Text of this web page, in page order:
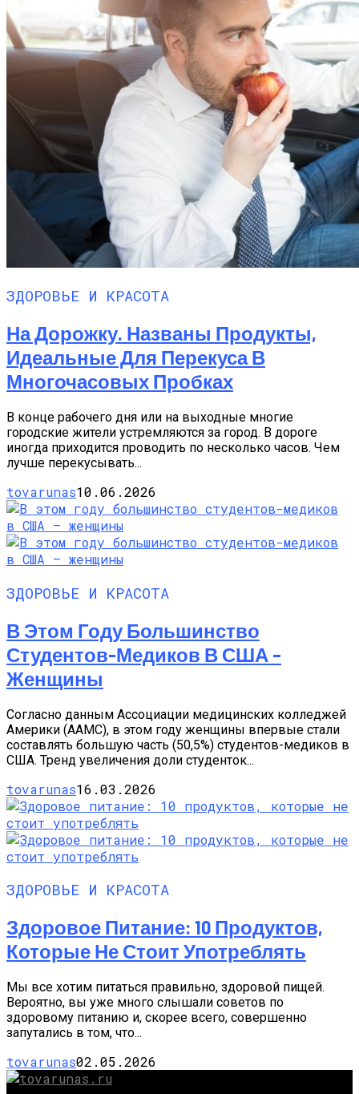
ЗДОРОВЬЕ И КРАСОТА
На Дорожку. Названы Продукты,
Идеальные Для Перекуса В
Многочасовых Пробках
В конце рабочего дня или на выходные многие
городские жители устремляются за город. В дороге
иногда приходится проводить по несколько часов. Чем
лучше перекусывать...
tovarunas10.06.2026
ЗДОРОВЬЕ И КРАСОТА
В Этом Году Большинство
Студентов-Медиков В США –
Женщины
Согласно данным Ассоциации медицинских колледжей
Америки (AAMC), в этом году женщины впервые стали
составлять большую часть (50,5%) студентов-медиков в
США. Тренд увеличения доли студенток...
tovarunas16.03.2026
ЗДОРОВЬЕ И КРАСОТА
Здоровое Питание: 10 Продуктов,
Которые Не Стоит Употреблять
Мы все хотим питаться правильно, здоровой пищей.
Вероятно, вы уже много слышали советов по
здоровому питанию и, скорее всего, совершенно
запутались в том, что...
tovarunas02.05.2026